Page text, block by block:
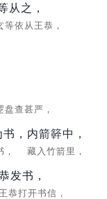
从之，
等依从王恭，
盘查甚严，
，
，
内箭簳中，
藏入竹箭里，
发书，
王恭打开书信，